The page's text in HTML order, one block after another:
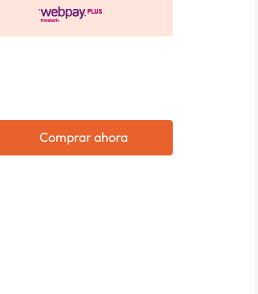
Comprar ahora